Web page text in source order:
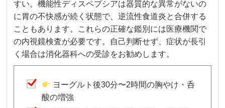
すい。機能性ディスペプシアは器質的な異常がないの
に胃の不快感が続く状態で、逆流性食道炎と合併する
こともあります。これらの正確な鑑別には医療機関で
の内視鏡検査が必要です。自己判断せず、症状が長引
く場合は消化器科への受診をお勧めします。
ヨーグルト後30分〜2時間の胸やけ・呑
酸の増強